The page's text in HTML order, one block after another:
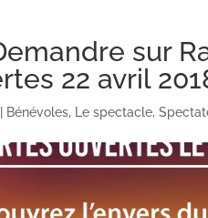
sur
22 avril
| Bénévoles, Le spectacle,